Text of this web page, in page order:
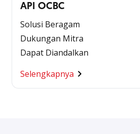
API OCBC
Solusi Beragam
Dukungan Mitra
Dapat Diandalkan
Selengkapnya